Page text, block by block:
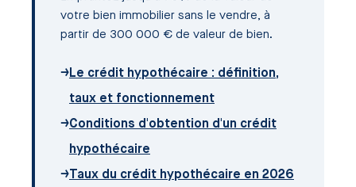
votre bien immobilier sans le vendre, à
partir de 300 000 € de valeur de bien.
→Le crédit hypothécaire : définition,
taux et fonctionnement
→Conditions d'obtention d'un crédit
hypothécaire
→Taux du crédit hypothécaire en 2026